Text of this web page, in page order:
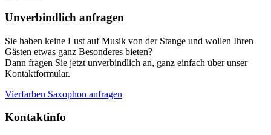
Unverbindlich anfragen
Sie haben keine Lust auf Musik von der Stange und wollen Ihren
Gästen etwas ganz Besonderes bieten?
Dann fragen Sie jetzt unverbindlich an, ganz einfach über unser
Kontaktformular.
Vierfarben Saxophon anfragen
Kontaktinfo